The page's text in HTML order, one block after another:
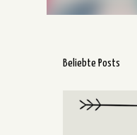
Beliebte Posts